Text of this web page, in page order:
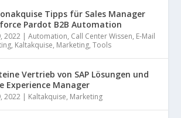
Tipps für Sales Manager
Pardot B2B Automation
2022 |Automation, Call Center Wissen, E-Mail
, Kaltakquise, Marketing,Tools
Vertrieb von SAP Lösungen und
Experience Manager
2022 | Kaltakquise, Marketing